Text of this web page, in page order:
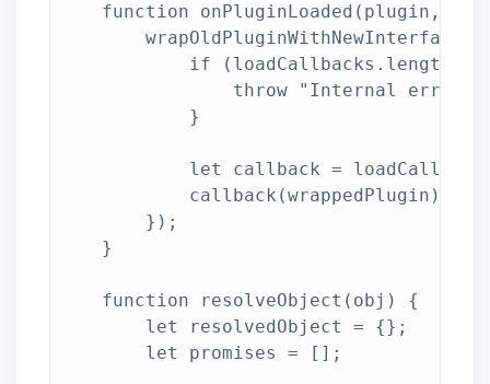
function onPluginLoaded(plugin,
if (loadCallbacks.length ==
                throw "Internal error";
            }
let callback =
            callback(wrappedPlugin);
        });
    }
    function resolveObject(obj) {
        let resolvedObject = {};
        let promises = [];